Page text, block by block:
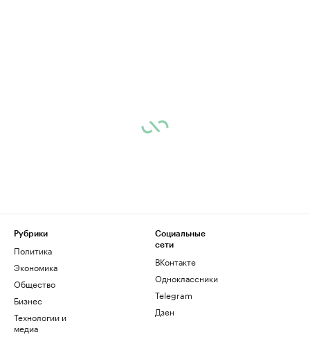
Рубрики
Политика
Экономика
Общество
Бизнес
Технологии и
медиа
Социальные
сети
ВКонтакте
Одноклассники
Telegram
Дзен